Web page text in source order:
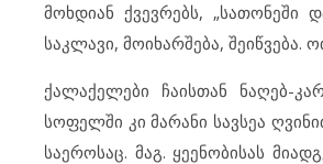
მოხდიან ქვევრებს,
საკლავი, მოიხარშება, შეიწვება.
ქალაქელები ჩაისთან ნაღებ-
სოფელში კი მარანი სავსეა
საეროსაც. მაგ. ყეენობისას